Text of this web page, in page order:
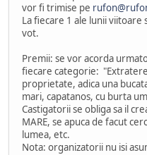
vor fi trimise pe
La fiecare 1 ale lunii
vot.
Premii: se vor acorda
fiecare categorie:
proprietate, adica una
mari, capatanos, cu burta
Castigatorii se obliga sa il
MARE, se apuca de facut
lumea, etc.
Nota: organizatorii nu isi